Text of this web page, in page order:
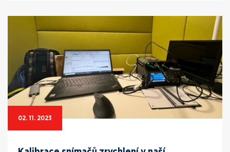
02. 11. 2023